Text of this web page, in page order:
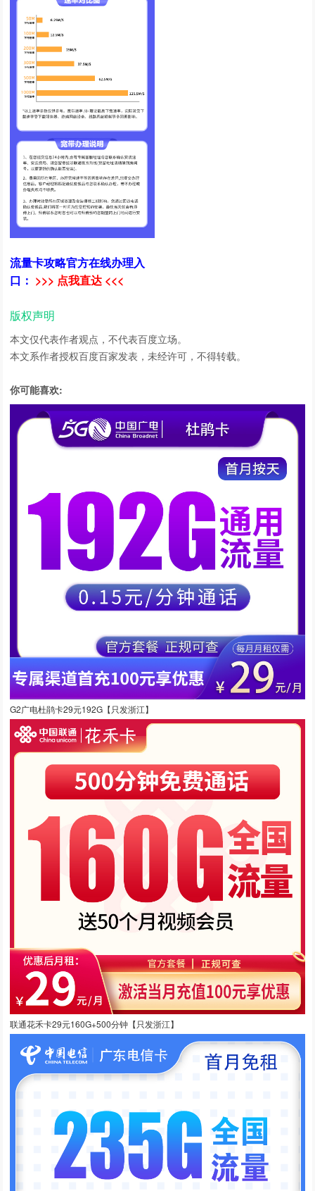
流量卡攻略官方在线办理入
口： >>> 点我直达 <<<
版权声明
本文仅代表作者观点，不代表百度立场。
本文系作者授权百度百家发表，未经许可，不得转载。
你可能喜欢:
G2广电杜鹃卡29元192G【只发浙江】
联通花禾卡29元160G+500分钟【只发浙江】